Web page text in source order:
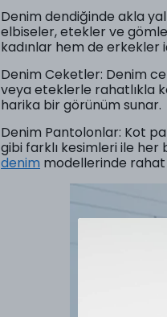
Denim dendiğinde akla
elbiseler, etekler ve
kadınlar hem de erkekler
Denim Ceketler: Denim
veya eteklerle rahatlıkla
harika bir görünüm sunar.
Denim Pantolonlar: Kot
gibi farklı kesimleri ile
denim modellerinde